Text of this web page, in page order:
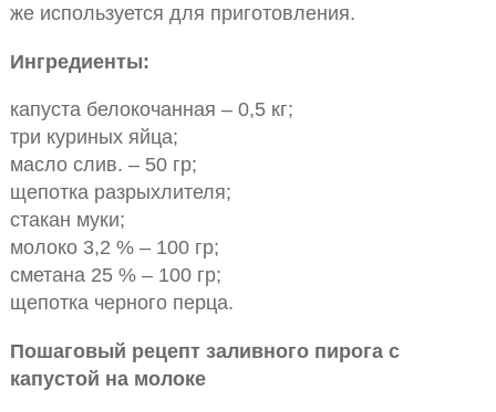
же используется для приготовления.
Ингредиенты:
капуста белокочанная – 0,5 кг;
три куриных яйца;
масло слив. – 50 гр;
щепотка разрыхлителя;
стакан муки;
молоко 3,2 % – 100 гр;
сметана 25 % – 100 гр;
щепотка черного перца.
Пошаговый рецепт заливного пирога с
капустой на молоке